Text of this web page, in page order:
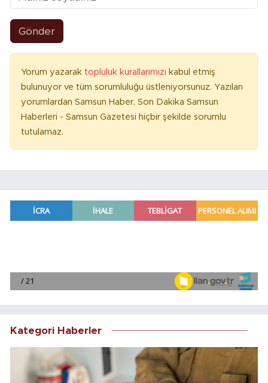
Gönder
Yorum yazarak topluluk kurallarımızı kabul etmiş
bulunuyor ve tüm sorumluluğu üstleniyorsunuz. Yazılan
yorumlardan Samsun Haber, Son Dakika Samsun
Haberleri - Samsun Gazetesi hiçbir şekilde sorumlu
tutulamaz.
Kategori Haberler